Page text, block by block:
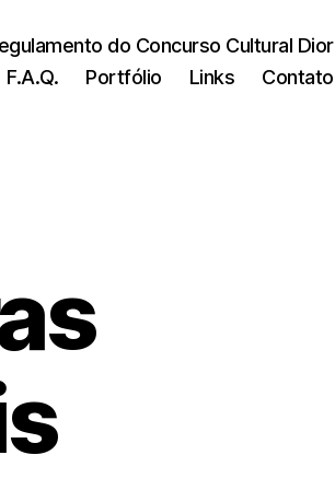
do Concurso Cultural Dior
F.A.Q. Portfólio Links Contato